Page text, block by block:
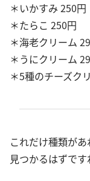
＊いかすみ 250円
＊たらこ 250円
＊海老クリーム
＊うにクリーム
＊5種のチーズク
これだけ種類が
見つかるはずです